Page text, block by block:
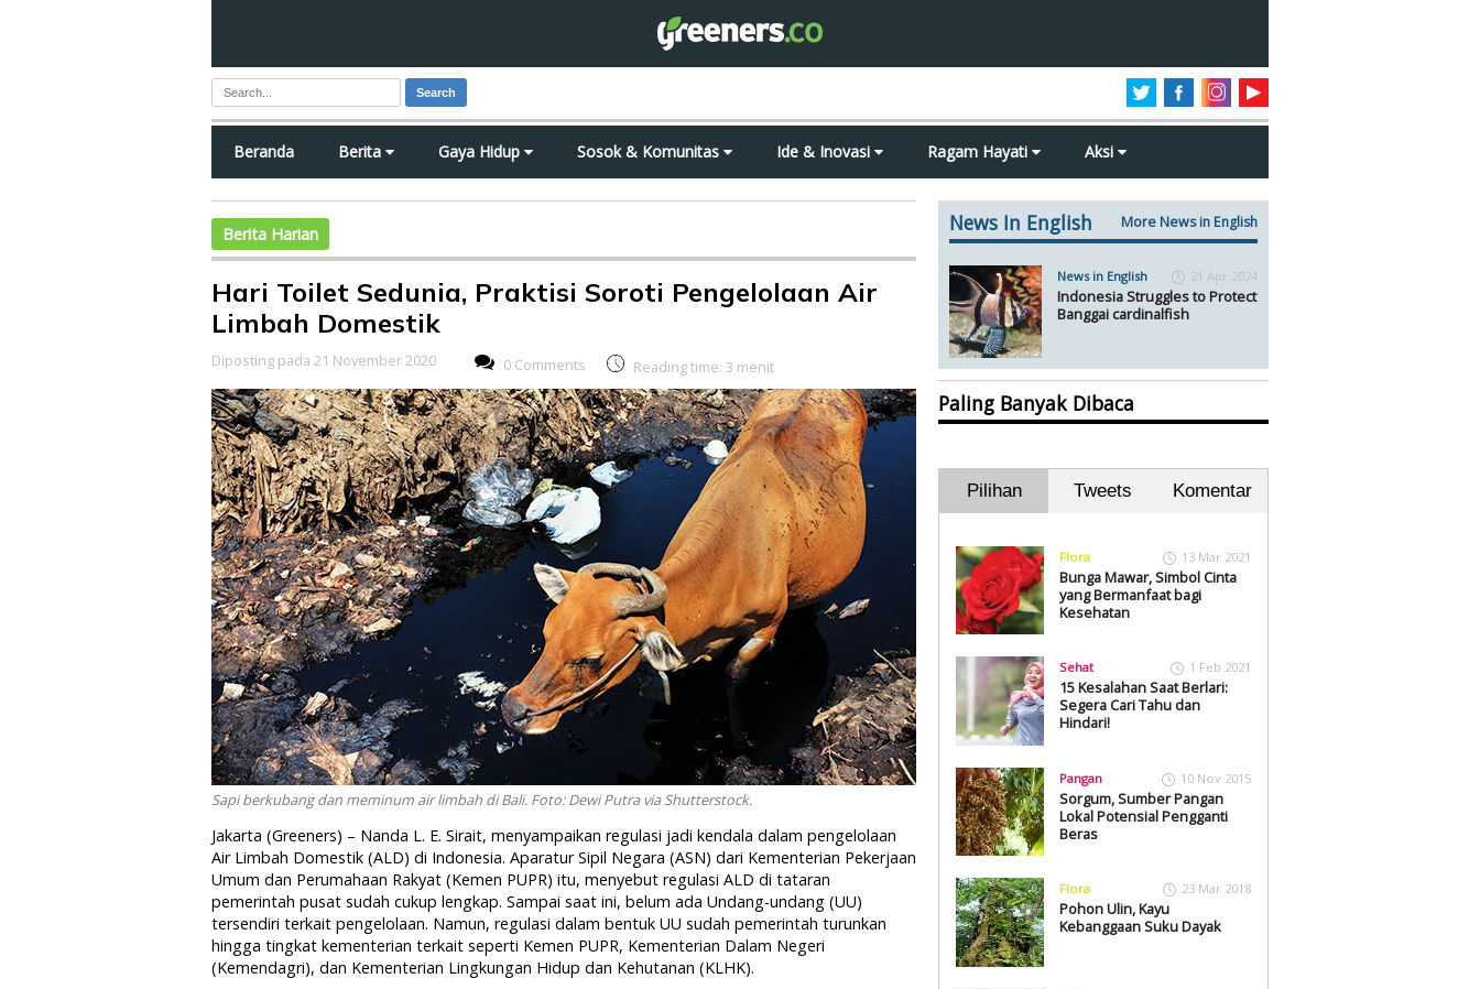
Search
Beranda Berita Gaya Hidup Sosok & Komunitas Ide & Inovasi Ragam Hayati Aksi
Berita Harian
Hari Toilet Sedunia, Praktisi Soroti Pengelolaan Air
Limbah Domestik
Diposting pada 21 November 2020 0 Comments Reading time: 3 menit
Sapi berkubang dan meminum air limbah di Bali. Foto: Dewi Putra via Shutterstock.
Jakarta (Greeners) – Nanda L. E. Sirait, menyampaikan regulasi jadi kendala dalam pengelolaan
Air Limbah Domestik (ALD) di Indonesia. Aparatur Sipil Negara (ASN) dari Kementerian Pekerjaan
Umum dan Perumahaan Rakyat (Kemen PUPR) itu, menyebut regulasi ALD di tataran
pemerintah pusat sudah cukup lengkap. Sampai saat ini, belum ada Undang-undang (UU)
tersendiri terkait pengelolaan. Namun, regulasi dalam bentuk UU sudah pemerintah turunkan
hingga tingkat kementerian terkait seperti Kemen PUPR, Kementerian Dalam Negeri
(Kemendagri), dan Kementerian Lingkungan Hidup dan Kehutanan (KLHK).
News In English More News in English
News in English 21 Apr 2024
Indonesia Struggles to Protect
Banggai cardinalfish
Paling Banyak Dibaca
Pilihan Tweets Komentar
Flora 13 Mar 2021
Bunga Mawar, Simbol Cinta
yang Bermanfaat bagi
Kesehatan
Sehat 1 Feb 2021
15 Kesalahan Saat Berlari:
Segera Cari Tahu dan
Hindari!
Pangan 10 Nov 2015
Sorgum, Sumber Pangan
Lokal Potensial Pengganti
Beras
Flora 23 Mar 2018
Pohon Ulin, Kayu
Kebanggaan Suku Dayak